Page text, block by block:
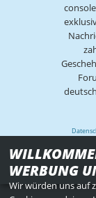
WERBUNG
Wir würden uns auf